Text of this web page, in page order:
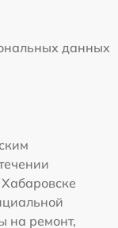
данных
на ремонт,